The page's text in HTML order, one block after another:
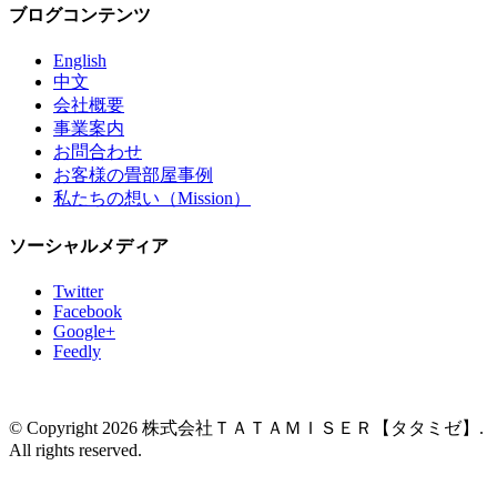
ブログコンテンツ
English
中文
会社概要
事業案内
お問合わせ
お客様の畳部屋事例
私たちの想い（Mission）
ソーシャルメディア
Twitter
Facebook
Google+
Feedly
© Copyright 2026 株式会社ＴＡＴＡＭＩＳＥＲ【タタミゼ】.
All rights reserved.